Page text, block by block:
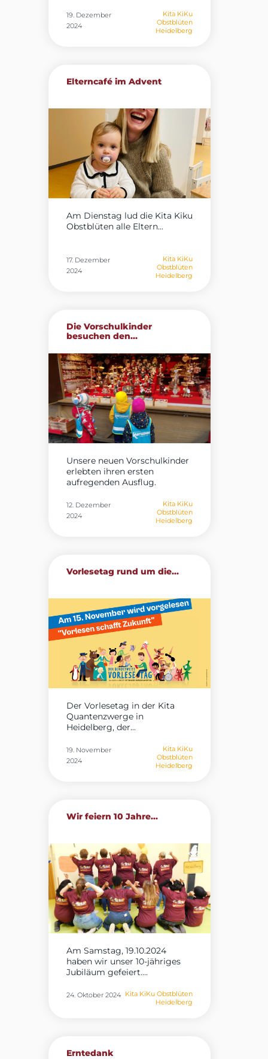
19. Dezember
2024
Kita KiKu
Obstblüten
Heidelberg
Elterncafé im Advent
Am Dienstag lud die Kita Kiku
Obstblüten alle Eltern...
17. Dezember
2024
Kita KiKu
Obstblüten
Heidelberg
Die Vorschulkinder
besuchen den...
Unsere neuen Vorschulkinder
erlebten ihren ersten
aufregenden Ausflug.
12. Dezember
2024
Kita KiKu
Obstblüten
Heidelberg
Vorlesetag rund um die...
Der Vorlesetag in der Kita
Quantenzwerge in
Heidelberg, der...
19. November
2024
Kita KiKu
Obstblüten
Heidelberg
Wir feiern 10 Jahre...
Am Samstag, 19.10.2024
haben wir unser 10-jähriges
Jubiläum gefeiert....
24. Oktober 2024 Kita KiKu Obstblüten
Heidelberg
Erntedank